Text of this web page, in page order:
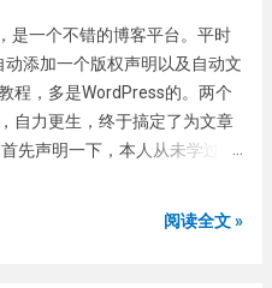
如果是接触性的，那好办，去
不出病因，但可以归类为过敏
，口服一些抗组胺药物。但是
blogger-widgets/w2b-
说明： summary_noimg
个字符，就不插入摘要，直
指如果文章有图片的话就把图
= 120：指形成的缩略图的宽
是一个不错的博客平台。平时
添加一个版权声明以及自动文
程，多是WordPress的。两个
自力更生，终于搞定了为文章
先声明一下，本人从未学过代
的要求。发布一篇文章之后可
，并且配合版权声明。而且是
阅读全文 »